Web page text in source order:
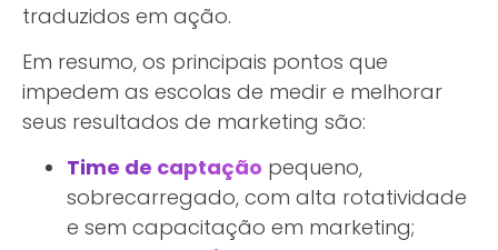
traduzidos em ação.
Em resumo, os principais pontos que
impedem as escolas de medir e melhorar
seus resultados de marketing são:
Time de captação pequeno,
sobrecarregado, com alta rotatividade
e sem capacitação em marketing;